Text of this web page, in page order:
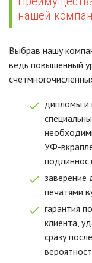
нашей
Выбрав нашу
ведь повышенный
дипломы и
УФ-
заверение
печатями
гарантия
клиента,
сразу